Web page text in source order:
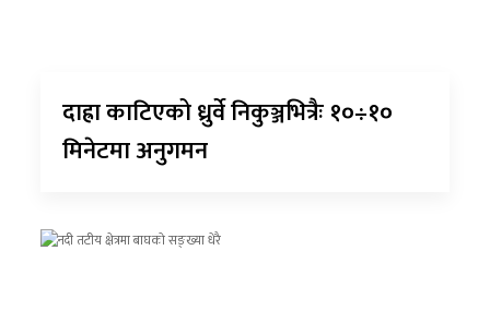
दाह्रा काटिएको ध्रुर्वे निकुञ्जभित्रैः १०÷१०
मिनेटमा अनुगमन